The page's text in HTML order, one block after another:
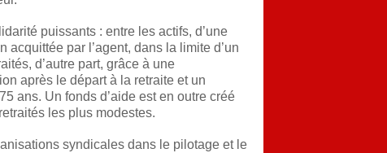
puissants : entre les actifs, d’une
par l’agent, dans la limite d’un
d’autre part, grâce à une
après le départ à la retraite et un
ans. Un fonds d’aide est en outre créé
les plus modestes.
syndicales dans le pilotage et le